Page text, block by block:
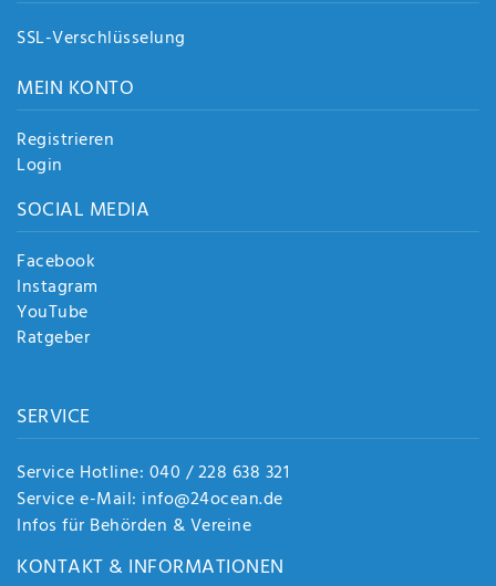
SSL-Verschlüsselung
MEIN KONTO
Registrieren
Login
SOCIAL MEDIA
Facebook
Instagram
YouTube
Ratgeber
SERVICE
Service Hotline: 040 / 228 638 321
Service e-Mail: info@24ocean.de
Infos für Behörden & Vereine
KONTAKT & INFORMATIONEN